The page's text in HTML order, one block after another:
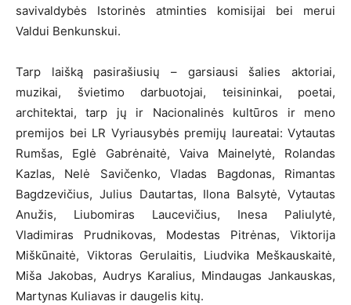
savivaldybės Istorinės atminties komisijai bei merui
Valdui Benkunskui.
Tarp laišką pasirašiusių – garsiausi šalies aktoriai,
muzikai, švietimo darbuotojai, teisininkai, poetai,
architektai, tarp jų ir Nacionalinės kultūros ir meno
premijos bei LR Vyriausybės premijų laureatai: Vytautas
Rumšas, Eglė Gabrėnaitė, Vaiva Mainelytė, Rolandas
Kazlas, Nelė Savičenko, Vladas Bagdonas, Rimantas
Bagdzevičius, Julius Dautartas, Ilona Balsytė, Vytautas
Anužis, Liubomiras Laucevičius, Inesa Paliulytė,
Vladimiras Prudnikovas, Modestas Pitrėnas, Viktorija
Miškūnaitė, Viktoras Gerulaitis, Liudvika Meškauskaitė,
Miša Jakobas, Audrys Karalius, Mindaugas Jankauskas,
Martynas Kuliavas ir daugelis kitų.